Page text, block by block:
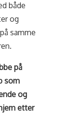
både
og
samme
på
som
og
etter